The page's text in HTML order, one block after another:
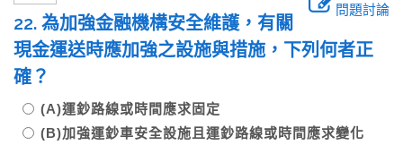
問題討論
22. 為加強金融機構安全維護，有關
現金運送時應加強之設施與措施，下列何者正
確？
(A)運鈔路線或時間應求固定
(B)加強運鈔車安全設施且運鈔路線或時間應求變化